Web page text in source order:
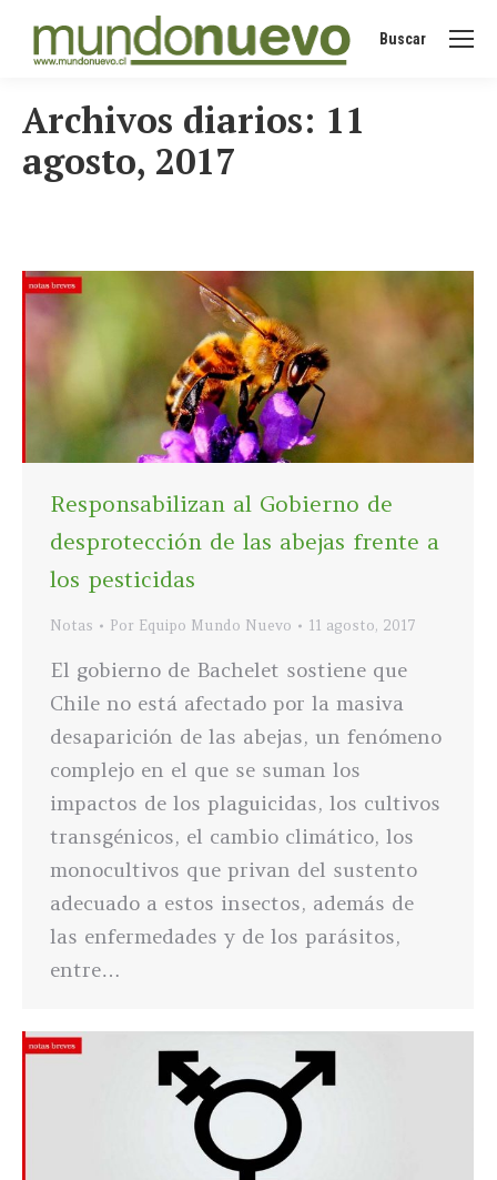
Buscar:
Buscar
Archivos diarios: 11
agosto, 2017
Responsabilizan al Gobierno de
desprotección de las abejas frente a
los pesticidas
Notas Por Equipo Mundo Nuevo 11 agosto, 2017
El gobierno de Bachelet sostiene que
Chile no está afectado por la masiva
desaparición de las abejas, un fenómeno
complejo en el que se suman los
impactos de los plaguicidas, los cultivos
transgénicos, el cambio climático, los
monocultivos que privan del sustento
adecuado a estos insectos, además de
las enfermedades y de los parásitos,
entre…